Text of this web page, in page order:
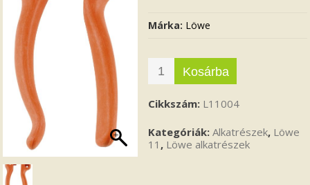
Márka: Löwe
Kosárba
Cikkszám: L11004
Kategóriák:Alkatrészek, Löwe
11 , Löwe alkatrészek